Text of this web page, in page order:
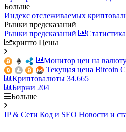
Больше
Индекс отслеживаемых
Рынки предсказаний
Рынки предсказаний
крипто Цены
Монитор цен на
Текущая цена Bitcoin
Криптовалюты 34.665
Биржи 204
Больше
IP & Сети Код и SEO Новости и